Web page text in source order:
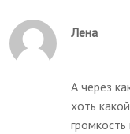
Лена
А через
хоть